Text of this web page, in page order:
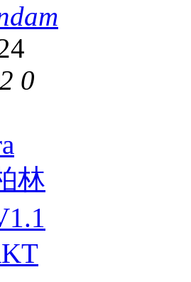
0